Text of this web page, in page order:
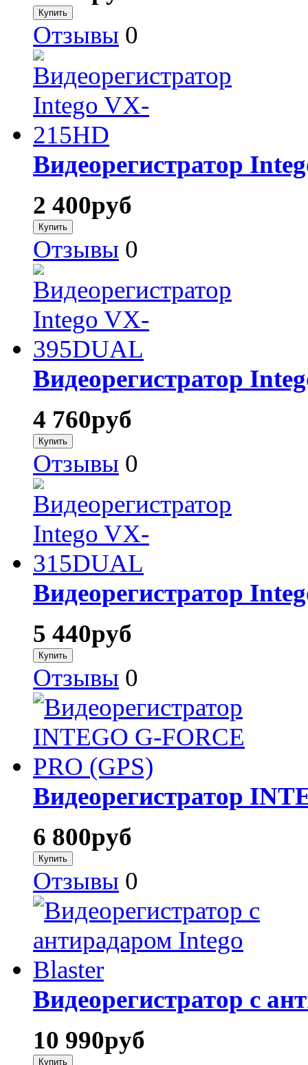
Отзывы 0
Видеорегистратор
2 400руб
Отзывы 0
Видеорегистратор
4 760руб
Отзывы 0
Видеорегистратор
5 440руб
Отзывы 0
Видеорегистратор
6 800руб
Отзывы 0
Видеорегистратор с
10 990руб